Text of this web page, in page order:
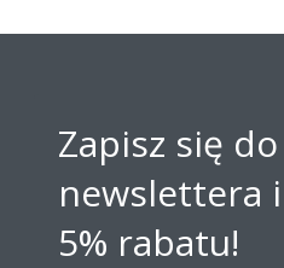
Zapisz się do
newslettera
5% rabatu!